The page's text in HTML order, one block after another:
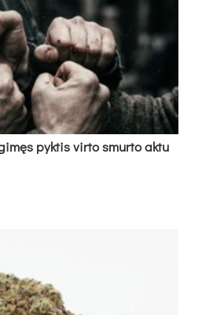
pyk­tis vir­to smur­to ak­tu